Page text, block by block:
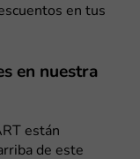
en tus
en nuestra
están
de este